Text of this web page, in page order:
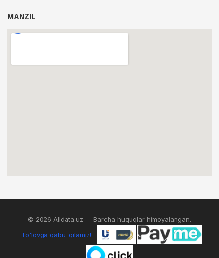
MANZIL
© 2026 Alldata.uz — Barcha huquqlar himoyalangan.
To'lovga qabul qilamiz!